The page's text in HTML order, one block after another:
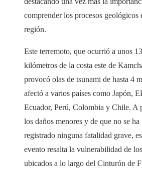
comprender los procesos geológicos
región.
Este terremoto, que ocurrió a unos
kilómetros de la costa este de
provocó olas de tsunami de hasta 4
afectó a varios países como Japón,
Ecuador, Perú, Colombia y Chile. A
los daños menores y de que no se ha
registrado ninguna fatalidad grave,
evento resalta la vulnerabilidad de
ubicados a lo largo del Cinturón de